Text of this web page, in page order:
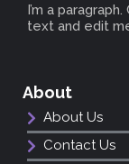
I’m a
text and edit
About
About Us
Contact Us